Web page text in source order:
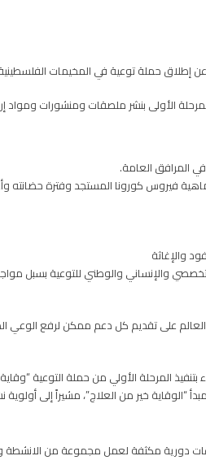
عن إطلاق حملة توعية في المخيمات
على عدة مراحل ، حيث تبدأ المرحلة الأولى بنشر
المرافق العامة.
فيروس كورونا المستجد وفترة حضانته
والإغاثة
والإنساني والوطني للتوعية بسبل
العالم على تقديم كل دعم ممكن لرفع
المرحلة الأولي من حملة التوعية
خير من العلاج”، مشيراً إلى أولوية
دورية مكثفة لعمل مجموعة من الانشطة